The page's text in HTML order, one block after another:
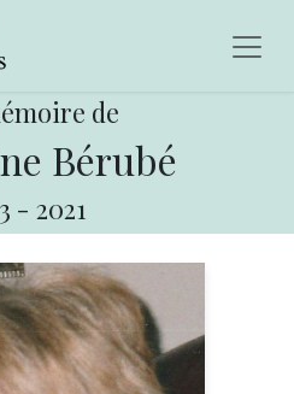
de
Bérubé
- 2021